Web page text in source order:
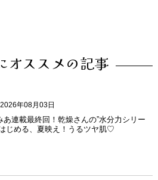
オススメの記事
2026年08月03日
あ連載最終回！乾燥さんの”水分力シリー
じめる、夏映え！うるツヤ肌♡